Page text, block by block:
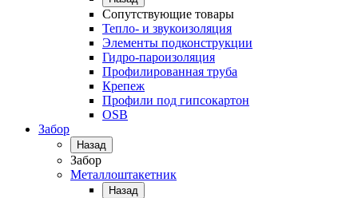
Сопутствующие товары
Тепло- и звукоизоляция
Элементы подконструкции
Гидро-пароизоляция
Профилированная труба
Крепеж
Профили под гипсокартон
OSB
Забор
Назад
Забор
Металлоштакетник
Назад